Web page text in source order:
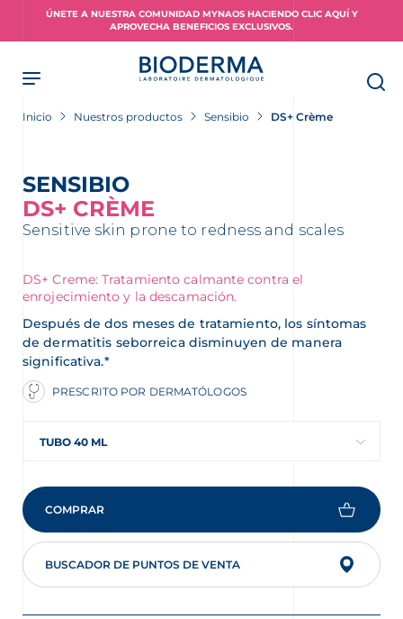
ÚNETE A NUESTRA COMUNIDAD MYNAOS HACIENDO CLIC AQUÍ Y
APROVECHA BENEFICIOS EXCLUSIVOS.
Inicio Nuestros productos Sensibio DS+ Crème
SENSIBIO
DS+ CRÈME
Sensitive skin prone to redness and scales
DS+ Creme: Tratamiento calmante contra el
enrojecimiento y la descamación.
Después de dos meses de tratamiento, los síntomas
de dermatitis seborreica disminuyen de manera
significativa.*
PRESCRITO POR DERMATÓLOGOS
TUBO 40 ML
COMPRAR
BUSCADOR DE PUNTOS DE VENTA